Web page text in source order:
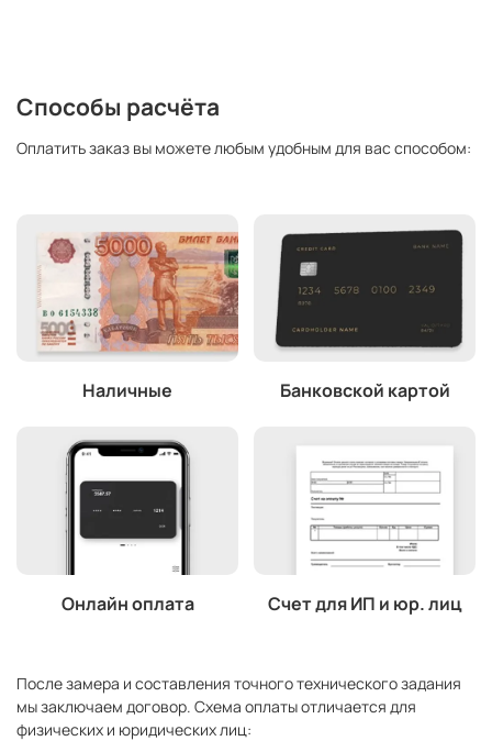
Способы расчёта
Оплатить заказ вы можете любым удобным для вас способом:
Наличные Банковской картой
Онлайн оплата Счет для ИП и юр. лиц
После замера и составления точного технического задания
мы заключаем договор. Схема оплаты отличается для
физических и юридических лиц: